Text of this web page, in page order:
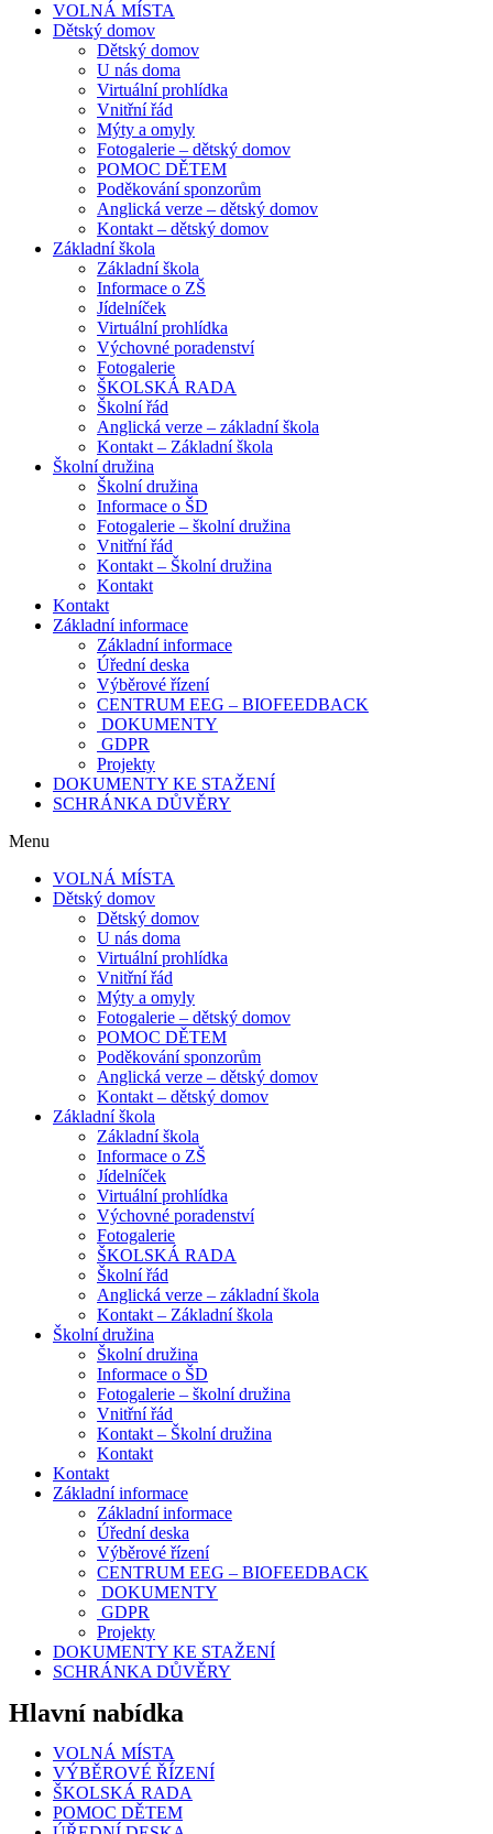
VOLNÁ MÍSTA
Dětský domov
Dětský domov
U nás doma
Virtuální prohlídka
Vnitřní řád
Mýty a omyly
Fotogalerie – dětský domov
POMOC DĚTEM
Poděkování sponzorům
Anglická verze – dětský domov
Kontakt – dětský domov
Základní škola
Základní škola
Informace o ZŠ
Jídelníček
Virtuální prohlídka
Výchovné poradenství
Fotogalerie
ŠKOLSKÁ RADA
Školní řád
Anglická verze – základní škola
Kontakt – Základní škola
Školní družina
Školní družina
Informace o ŠD
Fotogalerie – školní družina
Vnitřní řád
Kontakt – Školní družina
Kontakt
Kontakt
Základní informace
Základní informace
Úřední deska
Výběrové řízení
CENTRUM EEG – BIOFEEDBACK
DOKUMENTY
GDPR
Projekty
DOKUMENTY KE STAŽENÍ
SCHRÁNKA DŮVĚRY
Menu
VOLNÁ MÍSTA
Dětský domov
Dětský domov
U nás doma
Virtuální prohlídka
Vnitřní řád
Mýty a omyly
Fotogalerie – dětský domov
POMOC DĚTEM
Poděkování sponzorům
Anglická verze – dětský domov
Kontakt – dětský domov
Základní škola
Základní škola
Informace o ZŠ
Jídelníček
Virtuální prohlídka
Výchovné poradenství
Fotogalerie
ŠKOLSKÁ RADA
Školní řád
Anglická verze – základní škola
Kontakt – Základní škola
Školní družina
Školní družina
Informace o ŠD
Fotogalerie – školní družina
Vnitřní řád
Kontakt – Školní družina
Kontakt
Kontakt
Základní informace
Základní informace
Úřední deska
Výběrové řízení
CENTRUM EEG – BIOFEEDBACK
DOKUMENTY
GDPR
Projekty
DOKUMENTY KE STAŽENÍ
SCHRÁNKA DŮVĚRY
Hlavní nabídka
VOLNÁ MÍSTA
VÝBĚROVÉ ŘÍZENÍ
ŠKOLSKÁ RADA
POMOC DĚTEM